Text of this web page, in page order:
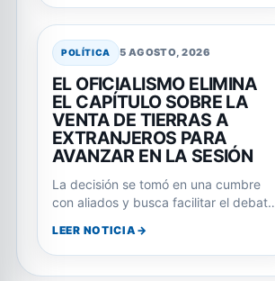
POLÍTICA 5 AGOSTO, 2026
EL OFICIALISMO ELIMINA
EL CAPÍTULO SOBRE LA
VENTA DE TIERRAS A
EXTRANJEROS PARA
AVANZAR EN LA SESIÓN
La decisión se tomó en una cumbre
con aliados y busca facilitar el debate
LEER NOTICIA